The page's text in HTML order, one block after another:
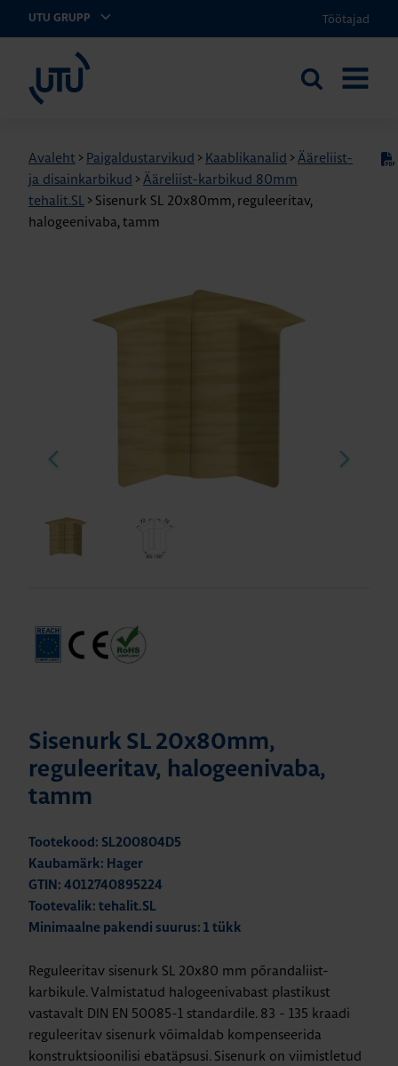
UTU GRUPP Töötajad
Otsi
Avaleht > Paigaldustarvikud > Kaablikanalid >Ääreliist-
ja disainkarbikud >Ääreliist-karbikud 80mm
tehalit.SL > Sisenurk SL 20x80mm, reguleeritav,
halogeenivaba, tamm
Sisenurk SL 20x80mm,
reguleeritav, halogeenivaba,
tamm
Tootekood: SL200804D5
Kaubamärk: Hager
GTIN: 4012740895224
Tootevalik: tehalit.SL
Minimaalne pakendi suurus: 1 tükk
Reguleeritav sisenurk SL 20x80 mm põrandaliist-
karbikule. Valmistatud halogeenivabast plastikust
vastavalt DIN EN 50085-1 standardile. 83 - 135 kraadi
reguleeritav sisenurk võimaldab kompenseerida
konstruktsioonilisi ebatäpsusi. Sisenurk on viimistletud